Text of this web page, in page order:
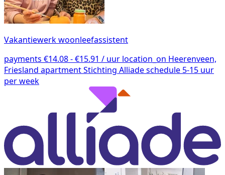
Vakantiewerk woonleefassistent
payments €14.08 - €15.91 / uur location_on Heerenveen,
Friesland apartmentStichting Alliadeschedule 5-15 uur
per week